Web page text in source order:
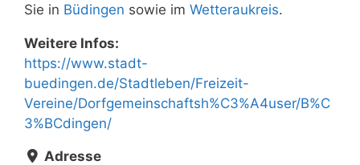
Sie in Büdingen sowie im Wetteraukreis.
Weitere Infos:
https://www.stadt-
buedingen.de/Stadtleben/Freizeit-
Vereine/Dorfgemeinschaftsh%C3%A4user/B%C
3%BCdingen/
Adresse